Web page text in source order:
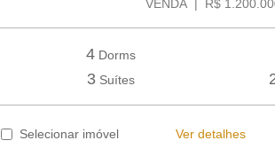
VENDA | R$
4Dorms
3Suítes
Selecionar imóvel Ver detalhes